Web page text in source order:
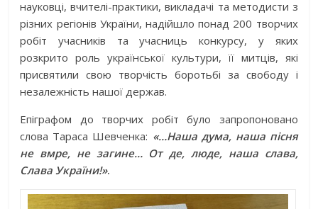
науковці, вчителі-практики, викладачі та методисти з
різних регіонів України, надійшло понад 200 творчих
робіт учасників та учасниць конкурсу, у яких
розкрито роль української культури, її митців, які
присвятили свою творчість боротьбі за свободу і
незалежність нашої держав.
Епіграфом до творчих робіт було запропоновано
слова Тараса Шевченка: «…Наша дума, наша пісня
не вмре, не загине… От де, люде, наша слава,
Слава України!».